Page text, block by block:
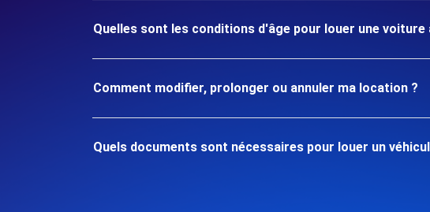
Quelles sont les conditions d'âge pour louer une voiture
Comment modifier, prolonger ou annuler ma location ?
Quels documents sont nécessaires pour louer un